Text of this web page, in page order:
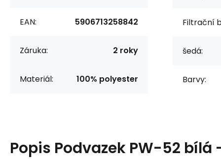
EAN: 5906713258842
Záruka: 2 roky
Materiál: 100% polyester
Filtrační
šedá:
Barvy:
Popis Podvazek PW-52 bílá